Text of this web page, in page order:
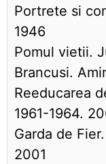
Portrete si
1946
Pomul vietii.
Brancusi.
Reeducarea
1961-1964.
Garda de
2001